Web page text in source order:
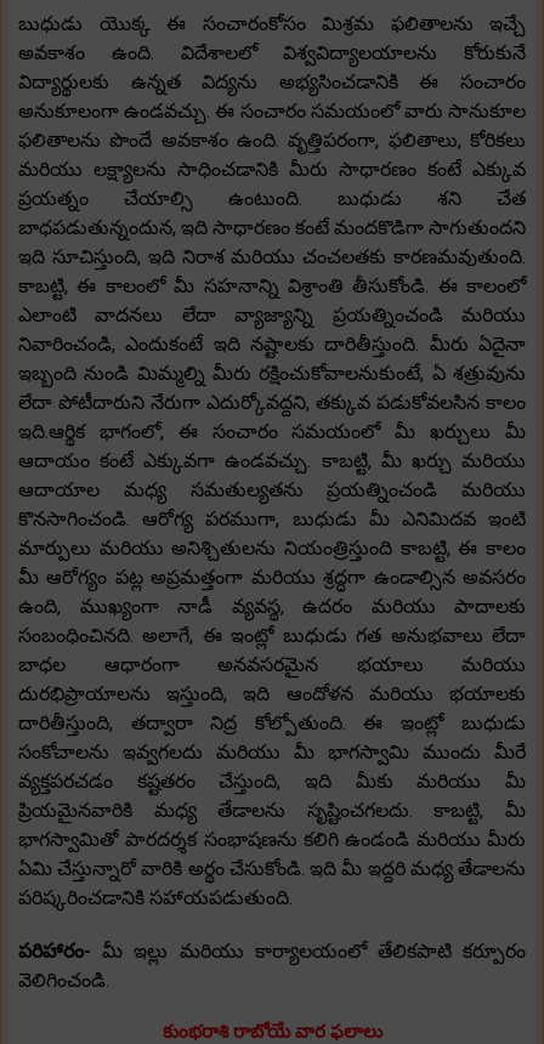
బుధుడు యొక్క ఈ సంచారంకోసం మిశ్రమ ఫలితాలను ఇచ్చే
అవకాశం ఉంది. విదేశాలలో విశ్వవిద్యాలయాలను కోరుకునే
విద్యార్థులకు ఉన్నత విద్యను అభ్యసించడానికి ఈ సంచారం
అనుకూలంగా ఉండవచ్చు. ఈ సంచారం సమయంలో వారు సానుకూల
ఫలితాలను పొందే అవకాశం ఉంది. వృత్తిపరంగా, ఫలితాలు, కోరికలు
మరియు లక్ష్యాలను సాధించడానికి మీరు సాధారణం కంటే ఎక్కువ
ప్రయత్నం చేయాల్సి ఉంటుంది. బుధుడు శని చేత
బాధపడుతున్నందున, ఇది సాధారణం కంటే మందకొడిగా సాగుతుందని
ఇది సూచిస్తుంది, ఇది నిరాశ మరియు చంచలతకు కారణమవుతుంది.
కాబట్టి, ఈ కాలంలో మీ సహనాన్ని విశ్రాంతి తీసుకోండి. ఈ కాలంలో
ఎలాంటి వాదనలు లేదా వ్యాజ్యాన్ని ప్రయత్నించండి మరియు
నివారించండి, ఎందుకంటే ఇది నష్టాలకు దారితీస్తుంది. మీరు ఏదైనా
ఇబ్బంది నుండి మిమ్మల్ని మీరు రక్షించుకోవాలనుకుంటే, ఏ శత్రువును
లేదా పోటీదారుని నేరుగా ఎదుర్కోవద్దని, తక్కువ పడుకోవలసిన కాలం
ఇది.ఆర్థిక భాగంలో, ఈ సంచారం సమయంలో మీ ఖర్చులు మీ
ఆదాయం కంటే ఎక్కువగా ఉండవచ్చు. కాబట్టి, మీ ఖర్చు మరియు
ఆదాయాల మధ్య సమతుల్యతను ప్రయత్నించండి మరియు
కొనసాగించండి. ఆరోగ్య పరముగా, బుధుడు మీ ఎనిమిదవ ఇంటి
మార్పులు మరియు అనిశ్చితులను నియంత్రిస్తుంది కాబట్టి, ఈ కాలం
మీ ఆరోగ్యం పట్ల అప్రమత్తంగా మరియు శ్రద్ధగా ఉండాల్సిన అవసరం
ఉంది, ముఖ్యంగా నాడీ వ్యవస్థ, ఉదరం మరియు పాదాలకు
సంబంధించినది. అలాగే, ఈ ఇంట్లో బుధుడు గత అనుభవాలు లేదా
బాధల ఆధారంగా అనవసరమైన భయాలు మరియు
దురభిప్రాయాలను ఇస్తుంది, ఇది ఆందోళన మరియు భయాలకు
దారితీస్తుంది, తద్వారా నిద్ర కోల్పోతుంది. ఈ ఇంట్లో బుధుడు
సంకోచాలను ఇవ్వగలదు మరియు మీ భాగస్వామి ముందు మీరే
వ్యక్తపరచడం కష్టతరం చేస్తుంది, ఇది మీకు మరియు మీ
ప్రియమైనవారికి మధ్య తేడాలను సృష్టించగలదు. కాబట్టి, మీ
భాగస్వామితో పారదర్శక సంభాషణను కలిగి ఉండండి మరియు మీరు
ఏమి చేస్తున్నారో వారికి అర్థం చేసుకోండి. ఇది మీ ఇద్దరి మధ్య తేడాలను
పరిష్కరించడానికి సహాయపడుతుంది.
పరిహారం- మీ ఇల్లు మరియు కార్యాలయంలో తేలికపాటి కర్పూరం
వెలిగించండి.
కుంభరాశి రాబోయే వార ఫలాలు